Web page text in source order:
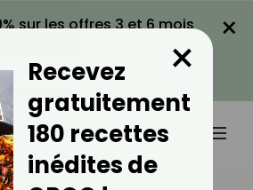
sur les offres 3 et 6 mois
VOIR LA PROMO
×
Recevez
gratuitement
180 recettes
inédites de
×